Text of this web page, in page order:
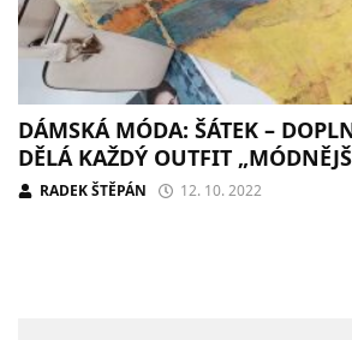
DÁMSKÁ MÓDA: ŠÁTEK –
DĚLÁ KAŽDÝ OUTFIT
RADEK ŠTĚPÁN 12. 10. 2022